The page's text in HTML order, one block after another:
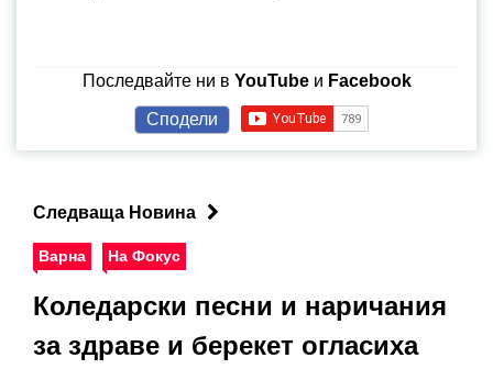
Последвайте ни в YouTubeи Facebook
Сподели
Следваща Новина
Варна На Фокус
Коледарски песни и наричания
за здраве и берекет огласиха